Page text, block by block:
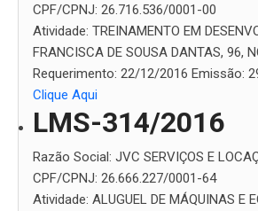
CPF/CPNJ: 26.716.536/0001-00
Atividade: TREINAMENTO EM
FRANCISCA DE SOUSA DANTAS, 96,
Requerimento: 22/12/2016 Emissão:
Clique Aqui
LMS-314/2016
Razão Social: JVC SERVIÇOS E
CPF/CPNJ: 26.666.227/0001-64
Atividade: ALUGUEL DE MÁQUINAS E